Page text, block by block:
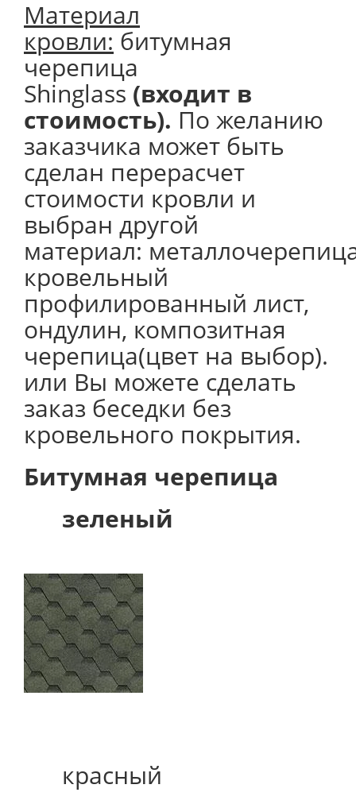
Материал
кровли: битумная
черепица
Shinglass (входит в
стоимость). По желанию
заказчика может быть
сделан перерасчет
стоимости кровли и
выбран другой
материал:
кровельный
профилированный лист,
ондулин, композитная
черепица(цвет на выбор).
или Вы можете сделать
заказ беседки без
кровельного покрытия.
Битумная черепица
зеленый
красный